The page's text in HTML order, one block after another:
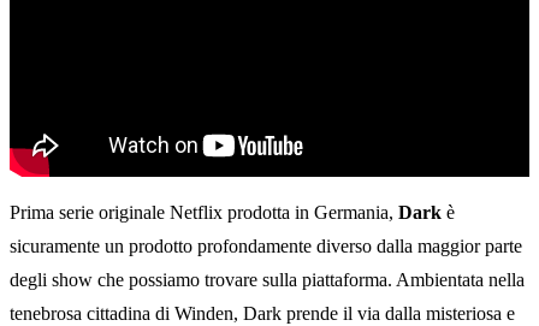
Prima serie originale Netflix prodotta in Germania, Dark è
sicuramente un prodotto profondamente diverso dalla maggior parte
degli show che possiamo trovare sulla piattaforma. Ambientata nella
tenebrosa cittadina di Winden, Dark prende il via dalla misteriosa e